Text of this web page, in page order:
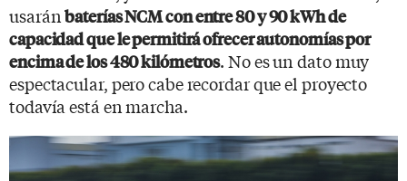
usaránbaterías NCM con entre 80 y 90 kWh de
capacidad que le permitirá ofrecer autonomías por
encima de los 480 kilómetros. No es un dato muy
espectacular, pero cabe recordar que el proyecto
todavía está en marcha.